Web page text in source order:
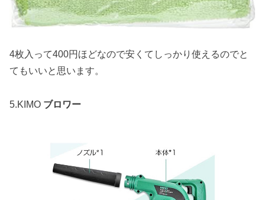
4枚入って400円ほどなので安くてしっかり使えるのでと
てもいいと思います。
5.KIMO ブロワー